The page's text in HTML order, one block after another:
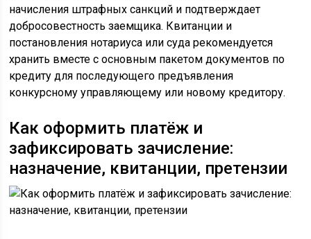
начисления штрафных санкций и подтверждает
добросовестность заемщика. Квитанции и
постановления нотариуса или суда рекомендуется
хранить вместе с основным пакетом документов по
кредиту для последующего предъявления
конкурсному управляющему или новому кредитору.
Как оформить платёж и
зафиксировать зачисление:
назначение, квитанции, претензии